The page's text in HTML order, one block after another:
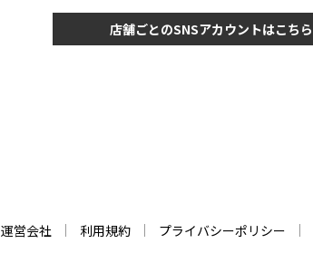
店舗ごとのSNSアカウントはこちら
運営会社 利用規約 プライバシーポリシー